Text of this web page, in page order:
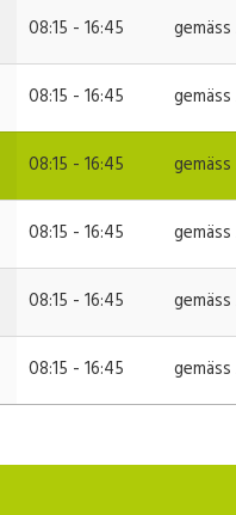
08:15 - 16:45
08:15 - 16:45
08:15 - 16:45
08:15 - 16:45
08:15 - 16:45
08:15 - 16:45